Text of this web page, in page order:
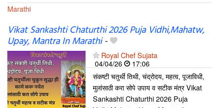
Marathi
Vikat Sankashti Chaturthi 2026 Puja Vidhi,Mahatw,
Upay, Mantra In Marathi-
Royal Chef Sujata
04/04/26
17:06
संकष्टी चतुर्थी तिथी, चंद्रोदय, महत्व, पूजाविधी,
मुलांसाठी करा सोपे उपाय व सटीक मंत्र Vikat
Sankashti Chaturthi 2026 Puja